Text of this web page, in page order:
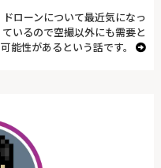
ドローンについて最近気になっ
ているので空撮以外にも需要と
可能性があるという話です。